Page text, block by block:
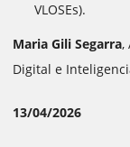
VLOSEs).
Maria Gili Segarra,
Digital e
13/04/2026